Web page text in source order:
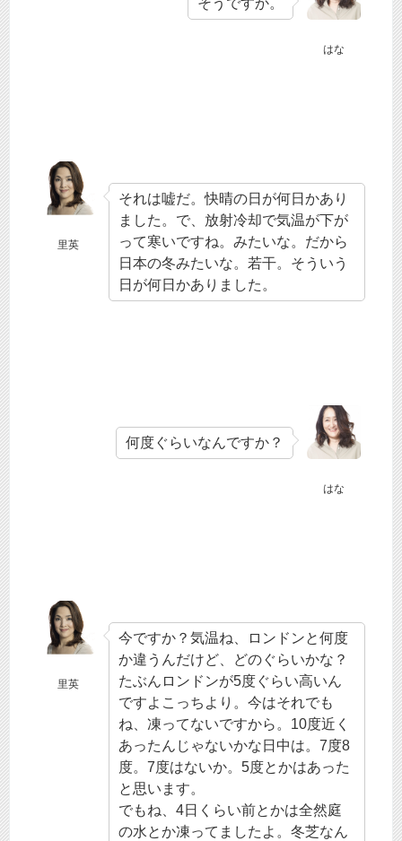
はな
そうですか。
里英
それは嘘だ。快晴の日が何日かあり
ました。で、放射冷却で気温が下が
って寒いですね。みたいな。だから
日本の冬みたいな。若干。そういう
日が何日かありました。
はな
何度ぐらいなんですか？
里英
今ですか？気温ね、ロンドンと何度
か違うんだけど、どのぐらいかな？
たぶんロンドンが5度ぐらい高いん
ですよこっちより。今はそれでも
ね、凍ってないですから。10度近く
あったんじゃないかな日中は。7度8
度。7度はないか。5度とかはあった
と思います。
でもね、4日くらい前とかは全然庭
の水とか凍ってましたよ。冬芝なん